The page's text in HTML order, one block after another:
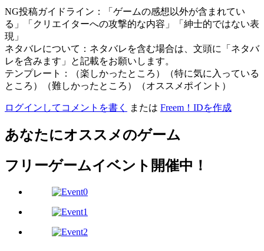
NG投稿ガイドライン：「ゲームの感想以外が含まれてい
る」「クリエイターへの攻撃的な内容」「紳士的ではない表
現」
ネタバレについて：ネタバレを含む場合は、文頭に「ネタバ
レを含みます」と記載をお願いします。
テンプレート：（楽しかったところ）（特に気に入っている
ところ）（難しかったところ）（オススメポイント）
ログインしてコメントを書く または Freem！IDを作成
あなたにオススメのゲーム
フリーゲームイベント開催中！